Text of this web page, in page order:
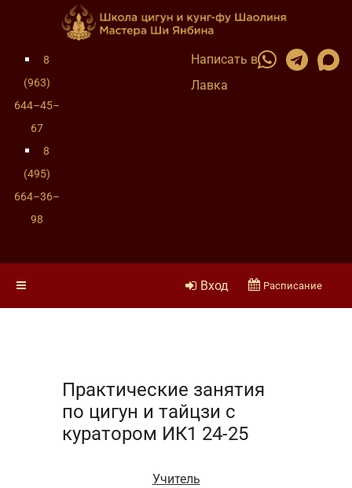
8
(963)
644–45–
67
8
(495)
664–36–
98
Написать в
Лавка
Вход Расписание
Практические занятия
по цигун и тайцзи с
куратором ИК1 24-25
Учитель